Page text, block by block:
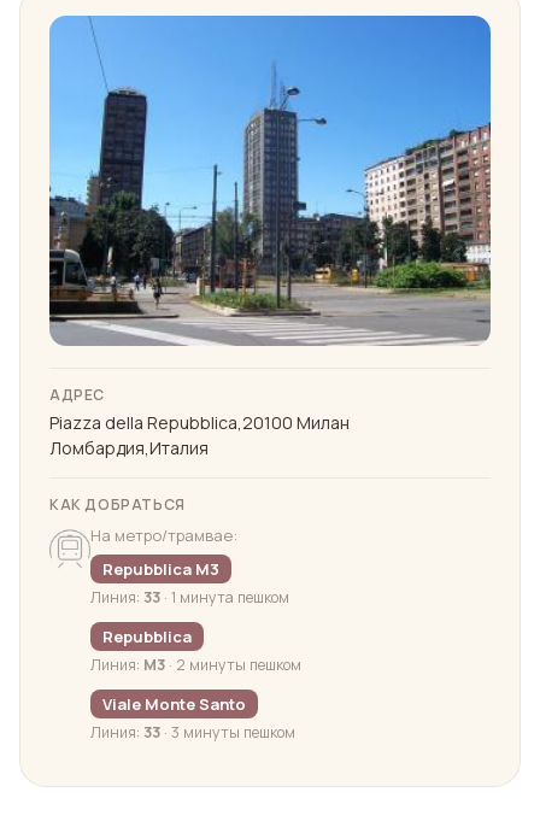
АДРЕС
Piazza della Repubblica,20100 Милан
Ломбардия,Италия
КАК ДОБРАТЬСЯ
На метро/трамвае:
Repubblica M3
Линия: 33 · 1 минута пешком
Repubblica
Линия: M3 · 2 минуты пешком
Viale Monte Santo
Линия: 33 · 3 минуты пешком